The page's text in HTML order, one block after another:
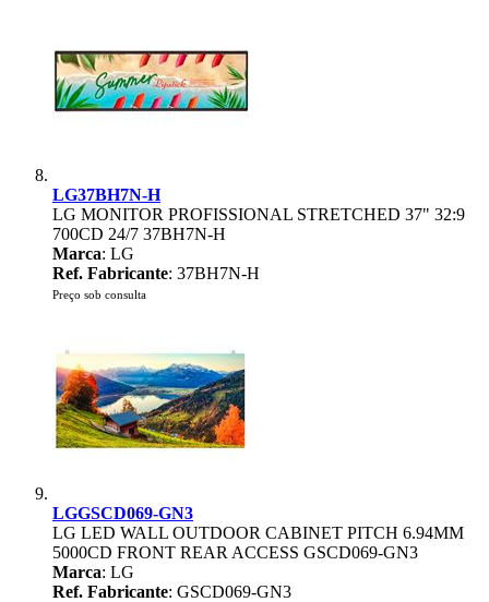
LG37BH7N-H
LG MONITOR PROFISSIONAL STRETCHED 37" 32:9
700CD 24/7 37BH7N-H
Marca: LG
Ref. Fabricante: 37BH7N-H
Preço sob consulta
LGGSCD069-GN3
LG LED WALL OUTDOOR CABINET PITCH 6.94MM
5000CD FRONT REAR ACCESS GSCD069-GN3
Marca: LG
Ref. Fabricante: GSCD069-GN3